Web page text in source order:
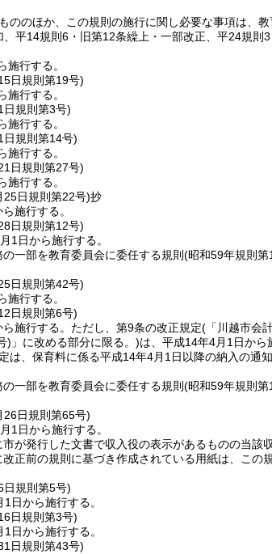
ののほか、この規則の施行に関し必要な事項は、教
平14規則6・旧第12条繰上・一部改正、平24規則
施行する。
日規則第19号)
施行する。
日規則第3号)
施行する。
日規則第14号)
施行する。
日規則第27号)
施行する。
25日規則第22号)抄
施行する。
日規則第12号)
1日から施行する。
一部を教育委員会に委任する規則 (昭和59年規則第
日規則第42号)
施行する。
日規則第6号)
施行する。 ただし、第9条の改正規定(「川越市会
) 」に改める部分に限る。)は、平成14年4月1日から
は、保育料に係る平成14年4月1日以降の納入の通
一部を教育委員会に委任する規則 (昭和59年規則第
26日規則第65号)
1日から施行する。
が発行した文書で収入役の表示があるものの当該
正前の規則に基づき作成されている用紙は、こ
日規則第5号)
日から施行する。
日規則第3号)
日から施行する。
日規則第43号)